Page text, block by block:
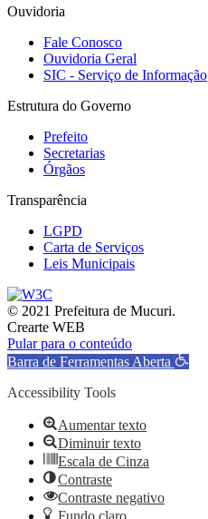
Ouvidoria
Fale Conosco
Ouvidoria Geral
SIC - Serviço de Informação
Estrutura do Governo
Prefeito
Secretarias
Órgãos
Transparência
LGPD
Carta de Serviços
Leis Municipais
© 2021 Prefeitura de Mucuri.
Crearte WEB
Pular para o conteúdo
Barra de Ferramentas Aberta
Accessibility Tools
Aumentar texto
Diminuir texto
Escala de Cinza
Contraste
Contraste negativo
Fundo claro